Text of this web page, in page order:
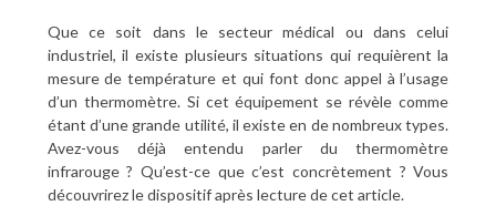
Que ce soit dans le secteur médical ou dans celui
industriel, il existe plusieurs situations qui requièrent la
mesure de température et qui font donc appel à l’usage
d’un thermomètre. Si cet équipement se révèle comme
étant d’une grande utilité, il existe en de nombreux types.
Avez-vous déjà entendu parler du thermomètre
infrarouge ? Qu’est-ce que c’est concrètement ? Vous
découvrirez le dispositif après lecture de cet article.